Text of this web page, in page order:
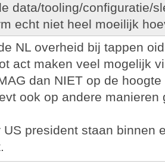
data/tooling/configuratie/
echt niet heel moeilijk
NL overheid bij tappen
act maken veel mogelijk
dan NIET op de
ook op andere
president staan binnen